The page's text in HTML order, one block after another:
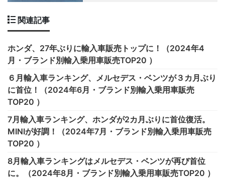
関連記事
ホンダ、27年ぶりに輸入車販売トップに！（2024年4
月・ブランド別輸入乗用車販売TOP20 ）
６月輸入車ランキング、メルセデス・ベンツが３カ月ぶり
に首位！（2024年6月・ブランド別輸入乗用車販売
TOP20 ）
7月輸入車ランキング、ホンダが2カ月ぶりに首位復活。
MINIが好調！（2024年7月・ブランド別輸入乗用車販売
TOP20 ）
8月輸入車ランキングはメルセデス・ベンツが再び首位
に。（2024年8月・ブランド別輸入乗用車販売TOP20 ）